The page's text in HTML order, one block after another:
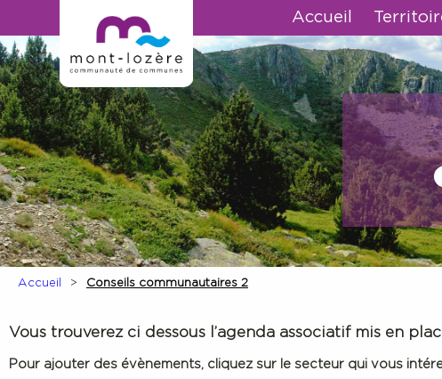
Accueil
Accueil Conseils communautaires 2
Vous trouverez ci dessous l’agenda associatif mis en
Pour ajouter des évènements, cliquez sur le secteur qui vous